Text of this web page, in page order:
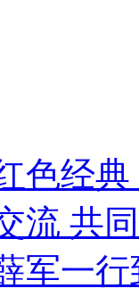
色经
流 共
军一